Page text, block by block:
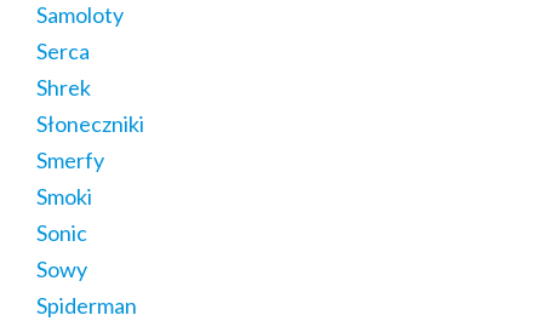
Samoloty
Serca
Shrek
Słoneczniki
Smerfy
Smoki
Sonic
Sowy
Spiderman